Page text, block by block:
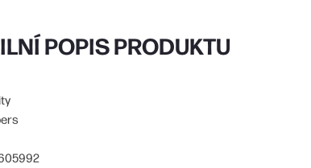
POPIS PRODUKTU